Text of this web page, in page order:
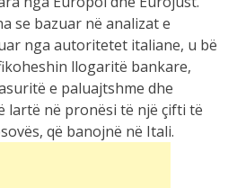
nga autoritetet italiane, u bë
llogaritë bankare,
e paluajtshme dhe
në pronësi të një çifti të
që banojnë në Itali.